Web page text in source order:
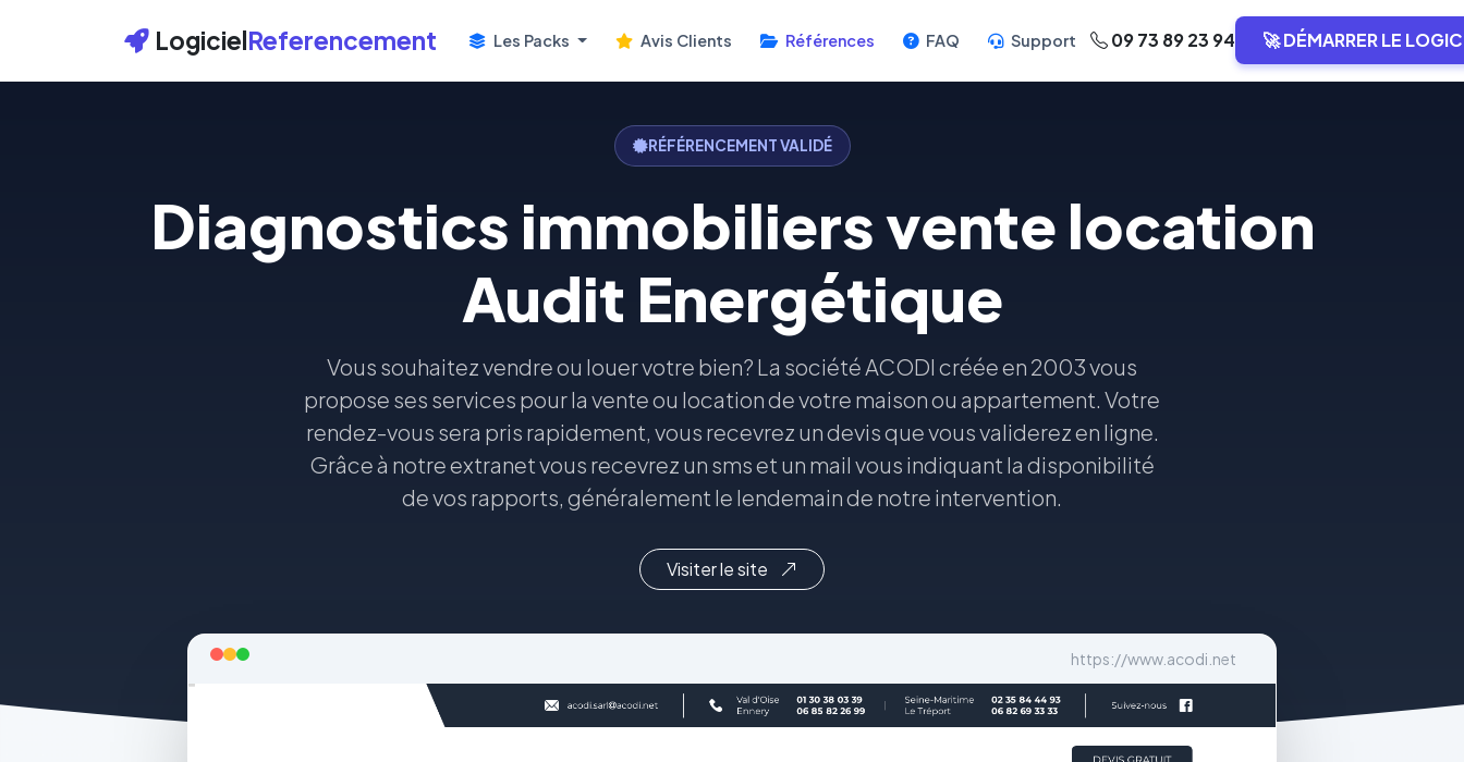
LogicielReferencement Les Packs Avis Clients Références FAQ Support 09 73 89 23 94 🚀 DÉMARRER LE
RÉFÉRENCEMENT VALIDÉ
Diagnostics immobiliers vente location
Audit Energétique
Vous souhaitez vendre ou louer votre bien? La société ACODI créée en 2003 vous
propose ses services pour la vente ou location de votre maison ou appartement. Votre
rendez-vous sera pris rapidement, vous recevrez un devis que vous validerez en ligne.
Grâce à notre extranet vous recevrez un sms et un mail vous indiquant la disponibilité
de vos rapports, généralement le lendemain de notre intervention.
Visiter le site
https://www.acodi.net